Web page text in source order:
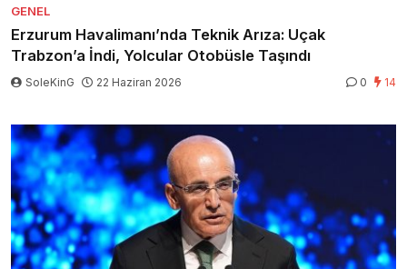
GENEL
Erzurum Havalimanı’nda Teknik Arıza: Uçak
Trabzon’a İndi, Yolcular Otobüsle Taşındı
SoleKinG 22 Haziran 2026 0 14